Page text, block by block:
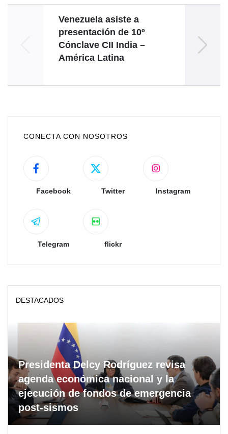
Venezuela asiste a
presentación de 10º
Cónclave CII India –
América Latina
CONECTA CON NOSOTROS
Facebook Twitter Instagram
Telegram flickr
DESTACADOS
Presidenta Delcy Rodríguez revisa
agenda económica nacional y la
ejecución de fondos de emergencia
post-sismos